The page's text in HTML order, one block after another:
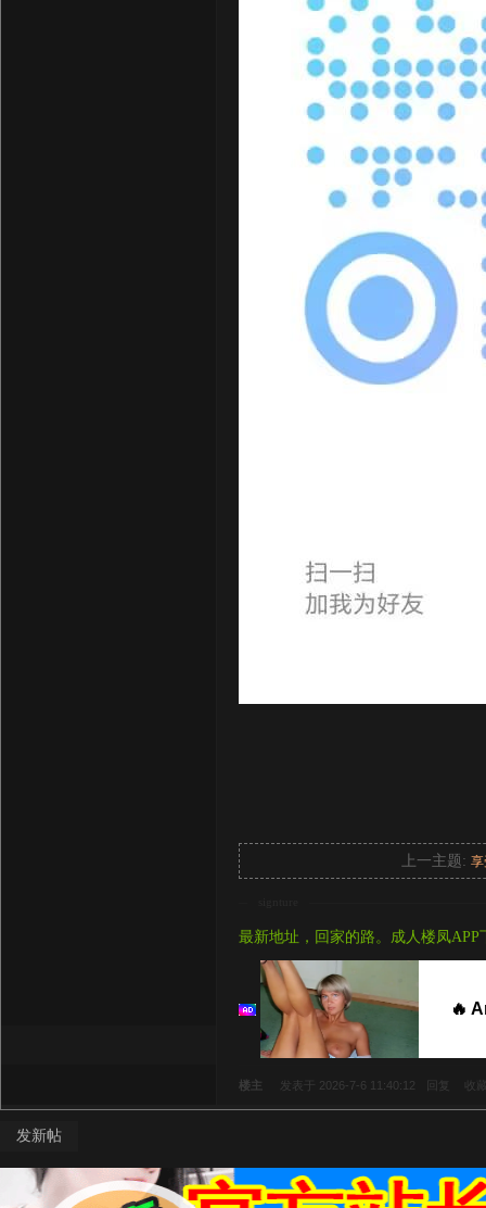
上一主题:
最新地址，回家的路。成人楼凤APP
🔥
楼主 发表于 2026-7-6 11:40:12 回复 收
发新帖